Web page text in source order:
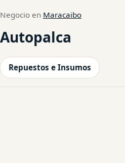
Negocio en Maracaibo
Autopalca
Repuestos e Insumos